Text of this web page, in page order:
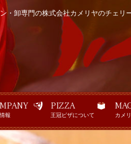
・卸専門の株式会社カメリヤのチェリ
報
PIZZA
王冠ピザについて カメ